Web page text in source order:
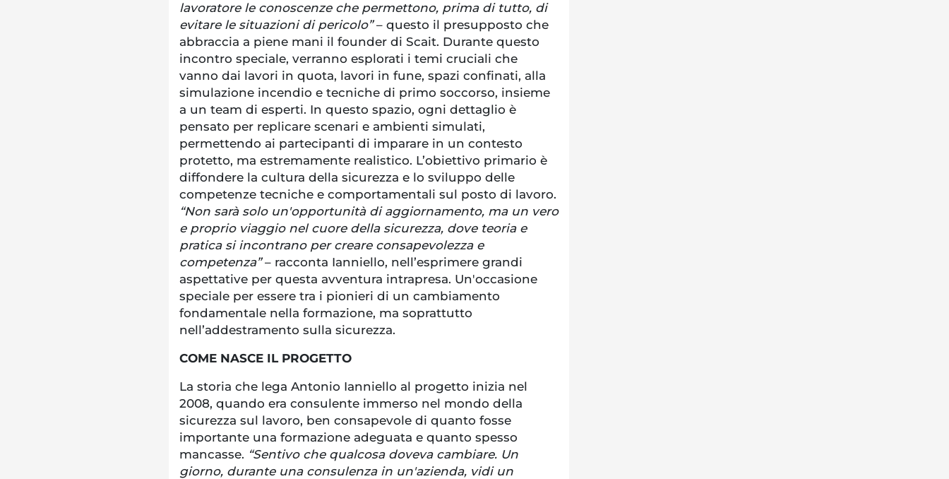
lavoratore le conoscenze che permettono, prima di tutto, di
evitare le situazioni di pericolo”– questo il presupposto che
abbraccia a piene mani il founder di Scait. Durante questo
incontro speciale, verranno esplorati i temi cruciali che
vanno dai lavori in quota, lavori in fune, spazi confinati, alla
simulazione incendio e tecniche di primo soccorso, insieme
a un team di esperti. In questo spazio, ogni dettaglio è
pensato per replicare scenari e ambienti simulati,
permettendo ai partecipanti di imparare in un contesto
protetto, ma estremamente realistico. L’obiettivo primario è
diffondere la cultura della sicurezza e lo sviluppo delle
competenze tecniche e comportamentali sul posto di lavoro.
“Non sarà solo un'opportunità di aggiornamento, ma un vero
e proprio viaggio nel cuore della sicurezza, dove teoria e
pratica si incontrano per creare consapevolezza e
competenza”– racconta Ianniello, nell’esprimere grandi
aspettative per questa avventura intrapresa. Un'occasione
speciale per essere tra i pionieri di un cambiamento
fondamentale nella formazione, ma soprattutto
nell’addestramento sulla sicurezza.
COME NASCE IL PROGETTO
La storia che lega Antonio Ianniello al progetto inizia nel
2008, quando era consulente immerso nel mondo della
sicurezza sul lavoro, ben consapevole di quanto fosse
importante una formazione adeguata e quanto spesso
mancasse. “Sentivo che qualcosa doveva cambiare. Un
giorno, durante una consulenza in un'azienda, vidi un